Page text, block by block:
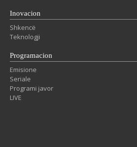
Inovacion
Shkencë
Teknologji
Programacion
Emisione
Seriale
Programi javor
LIVE